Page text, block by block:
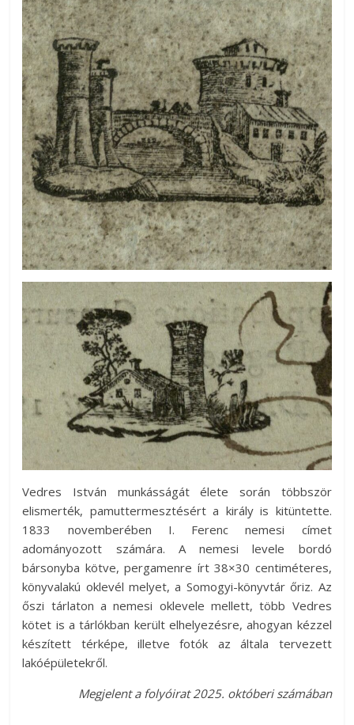
Vedres István munkásságát élete során többször
elismerték, pamuttermesztésért a király is kitüntette.
1833 novemberében I. Ferenc nemesi címet
adományozott számára. A nemesi levele bordó
bársonyba kötve, pergamenre írt 38×30 centiméteres,
könyvalakú oklevél melyet, a Somogyi-könyvtár őriz. Az
őszi tárlaton a nemesi oklevele mellett, több Vedres
kötet is a tárlókban került elhelyezésre, ahogyan kézzel
készített térképe, illetve fotók az általa tervezett
lakóépületekről.
Megjelent a folyóirat 2025. októberi számában